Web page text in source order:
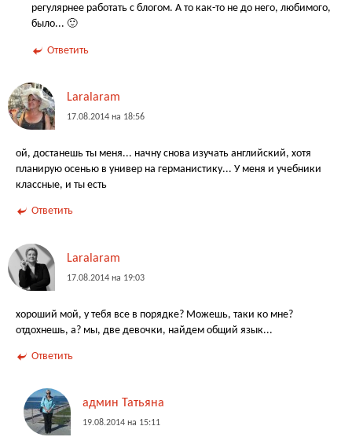
регулярнее работать с блогом. А то как-то не до него, любимого,
было... 🙂
Ответить
Laralaram
17.08.2014 на 18:56
ой, достанешь ты меня... начну снова изучать английский, хотя
планирую осенью в универ на германистику... У меня и учебники
классные, и ты есть
Ответить
Laralaram
17.08.2014 на 19:03
хороший мой, у тебя все в порядке? Можешь, таки ко мне?
отдохнешь, а? мы, две девочки, найдем общий язык...
Ответить
админ Татьяна
19.08.2014 на 15:11